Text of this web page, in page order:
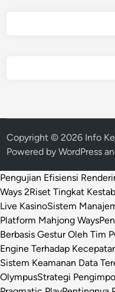
Copyright © 2026 Info
Powered byWordPress
Pengujian Efisiensi
Ways 2Riset Tingkat
Live KasinoSistem
Platform Mahjong Ways
Berbasis Gestur Oleh Tim
Engine Terhadap
Sistem Keamanan Data
OlympusStrategi